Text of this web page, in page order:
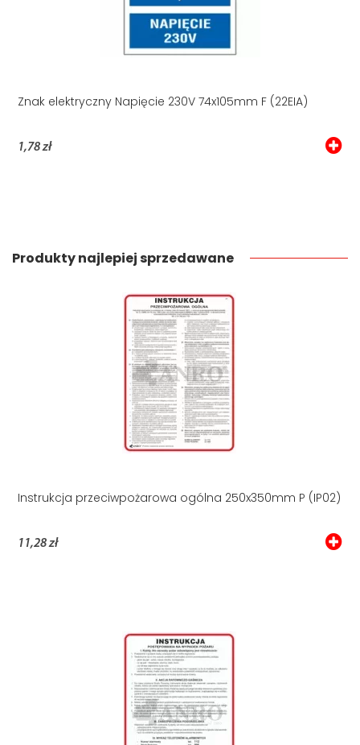
Znak elektryczny Napięcie 230V 74x105mm F (22EIA)
1,78 zł
Produkty najlepiej sprzedawane
Instrukcja przeciwpożarowa ogólna 250x350mm P (IP02)
11,28 zł